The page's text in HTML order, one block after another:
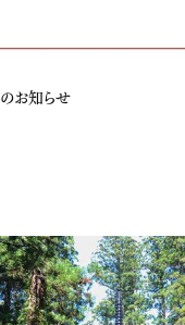
お知らせ